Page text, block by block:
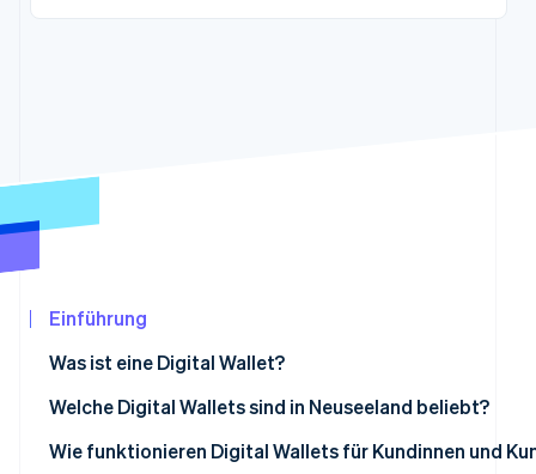
Online-Identitätsprüfung
Jetzt ansehen
Ecosystem
Einführung
Was ist eine Digital Wallet?
Welche Digital Wallets sind in Neuseeland beliebt?
Wie funktionieren Digital Wallets für Kundinnen und